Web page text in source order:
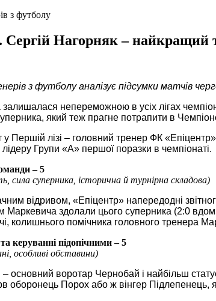
з футболу
Сергій Нагорняк –
з футболу аналізує підсумки матчів
непереможною в усіх лігах
який теж прагне потрапити в
Першій лізі – головний тренер ФК
Групи «А» першої поразки в чемпіонаті.
– 5
сила суперника, історична й турнірна складова)
відривом, «Епіцентр» напередодні
Маркевича здолали цього суперника (2:0
колишнього помічника головного тренера
керуванні підопічними – 5
особливі обставини)
– основний воротар Чернобай і найбільш
оборонець Порох або ж вінгер Підлепенець,